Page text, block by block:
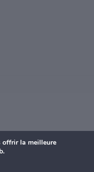
offrir la meilleure